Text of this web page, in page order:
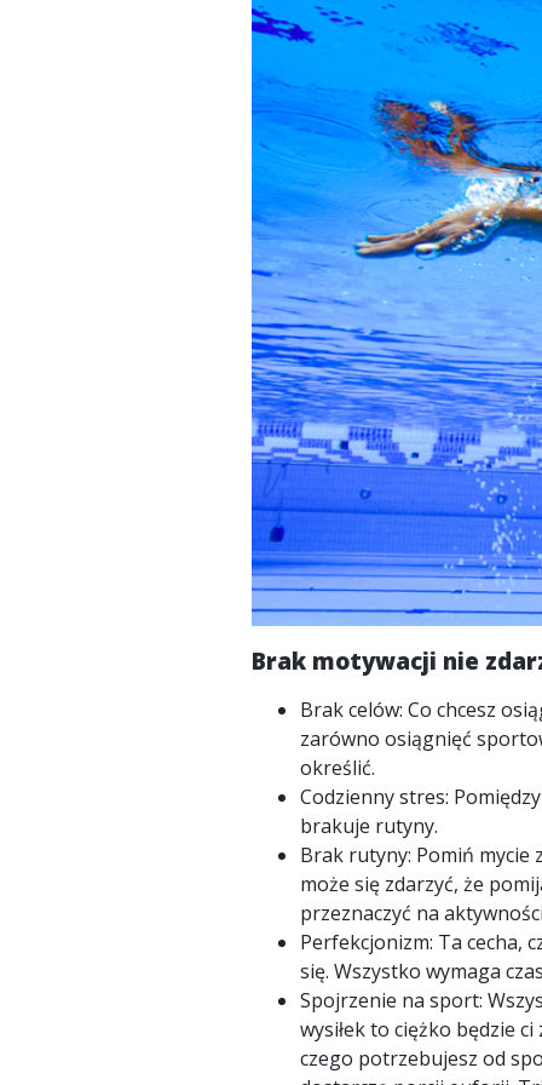
Brak motywacji nie
Brak celów: Co chcesz
zarówno osiągnięć
określić.
Codzienny stres:
brakuje rutyny.
Brak rutyny: Pomiń mycie
może się zdarzyć, że
przeznaczyć na
Perfekcjonizm: Ta cecha,
się. Wszystko wymaga
Spojrzenie na sport:
wysiłek to ciężko będzie
czego potrzebujesz od